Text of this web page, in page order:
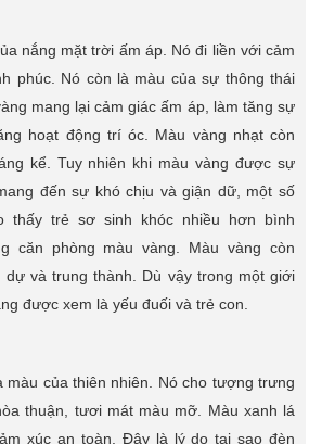
nắng mặt trời ấm áp. Nó đi liền với cảm
phúc. Nó còn là màu của sự thông thái
mang lại cảm giác ấm áp, làm tăng sự
hoạt động trí óc. Màu vàng nhạt còn
kể. Tuy nhiên khi màu vàng được sự
đến sự khó chịu và giận dữ, một số
thấy trẻ sơ sinh khóc nhiều hơn bình
căn phòng màu vàng. Màu vàng còn
dự và trung thành. Dù vậy trong một giới
được xem là yếu đuối và trẻ con.
màu của thiên nhiên. Nó cho tượng trưng
thuận, tươi mát màu mỡ. Màu xanh lá
xúc an toàn. Đây là lý do tại sao đèn